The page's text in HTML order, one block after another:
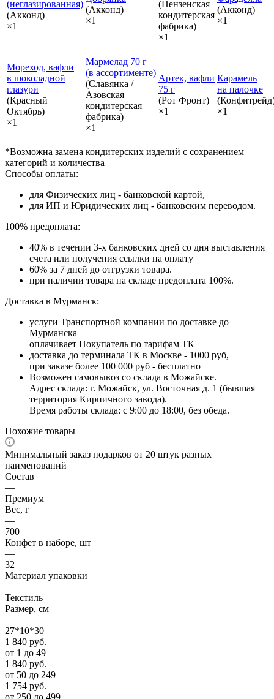
(неглазированная)
(Акконд)
×1
(Акконд)
×1
(Пензенская
кондитерская
фабрика)
×1
(Акконд)
×1
Мореход, вафли
в шоколадной
глазури
(Красный
Октябрь)
×1
Мармелад 70 г
(в ассортименте)
(Славянка /
Азовская
кондитерская
фабрика)
×1
Артек, вафли
75 г
(Рот Фронт)
×1
Карамель
на палочке
×1
*Возможна замена кондитерских изделий с сохранением
категорий и количества
Способы оплаты:
для Физических лиц - банковской картой,
для ИП и Юридических лиц - банковским переводом.
100% предоплата:
40% в течении 3-х банковских дней со дня выставления
счета или получения ссылки на оплату
60% за 7 дней до отгрузки товара.
при наличии товара на складе предоплата 100%.
Доставка в Мурманск:
услуги Транспортной компании по доставке до
Мурманска
оплачивает Покупатель по тарифам ТК
доставка до терминала ТК в Москве - 1000 руб,
при заказе более 100 000 руб - бесплатно
Возможен самовывоз со склада в Можайске.
Адрес склада: г. Можайск, ул. Восточная д. 1 (бывшая
территория Кирпичного завода).
Время работы склада: с 9:00 до 18:00, без обеда.
Похожие товары
Минимальный заказ подарков от 20 штук разных
наименований
Состав
—
Премиум
Вес, г
—
700
Конфет в наборе, шт
—
32
Материал упаковки
—
Текстиль
Размер, см
—
27*10*30
1 840 руб.
от 1 до 49
1 840 руб.
от 50 до 249
1 754 руб.
от 250 до 499